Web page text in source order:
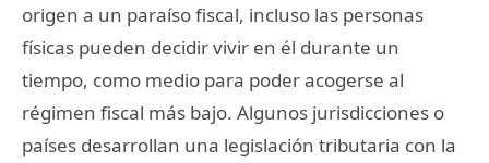
origen a un paraíso fiscal, incluso las personas
físicas pueden decidir vivir en él durante un
tiempo, como medio para poder acogerse al
régimen fiscal más bajo. Algunos jurisdicciones o
países desarrollan una legislación tributaria con la